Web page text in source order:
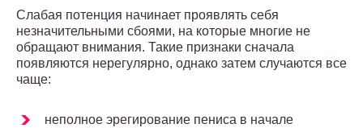
Слабая потенция начинает проявлять себя
незначительными сбоями, на которые многие не
обращают внимания. Такие признаки сначала
появляются нерегулярно, однако затем случаются все
чаще:
неполное эрегирование пениса в начале